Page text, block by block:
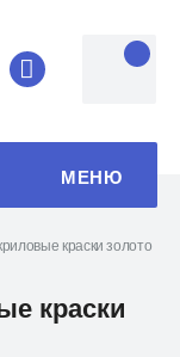
8 (4852) 33-
МЕНЮ
краски золото
краски